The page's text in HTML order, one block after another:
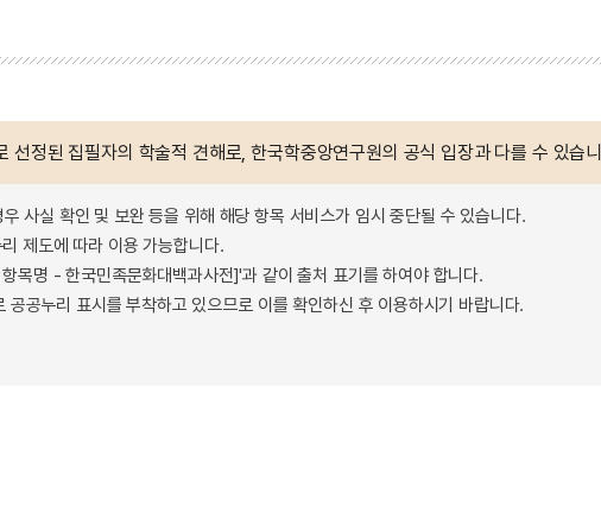
선정된 집필자의 학술적 견해로, 한국학중앙연구원의 공식 입장과 다를 수 있습
사실 확인 및 보완 등을 위해 해당 항목 서비스가 임시 중단될 수 있습니다.
제도에 따라 이용 가능합니다.
목명 - 한국민족문화대백과사전]'과 같이 출처 표기를 하여야 합니다.
공누리 표시를 부착하고 있으므로 이를 확인하신 후 이용하시기 바랍니다.